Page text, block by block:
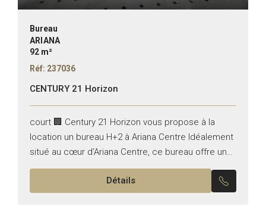
Bureau
ARIANA
92 m²
Réf: 237036
CENTURY 21 Horizon
court 🏢 Century 21 Horizon vous propose à la
location un bureau H+2 à Ariana Centre Idéalement
situé au cœur d’Ariana Centre, ce bureau offre un
cadre professionnel agréable et facilement
Détails